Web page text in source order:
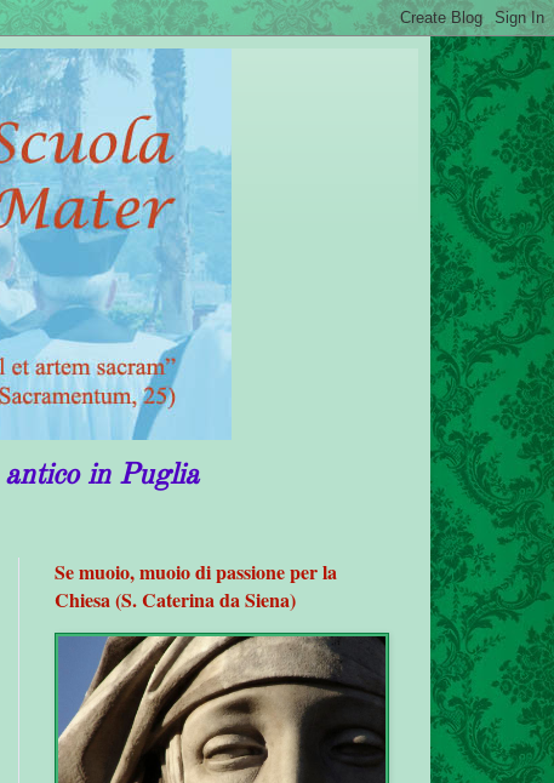
Se muoio, muoio di passione per la
Chiesa (S. Caterina da Siena)